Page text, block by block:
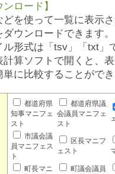
ンロード】
どを使って一覧に表示
ダウンロードできます。
ル形式は「tsv」「txt」
計算ソフトで開くと、
単に比較することができ
都道府県
知事マニフェ
スト
都道府県議
会議員マニフェ
スト
市議会議
員マニフェス
ト
区長マニフ
ェスト
町長マニ
町議会議員